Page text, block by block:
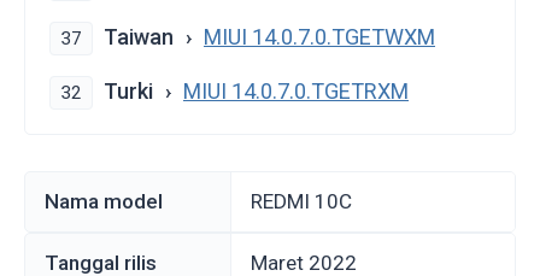
37 Taiwan MIUI 14.0.7.0.TGETWXM
32 Turki MIUI 14.0.7.0.TGETRXM
Nama model REDMI 10C
Tanggal rilis Maret 2022